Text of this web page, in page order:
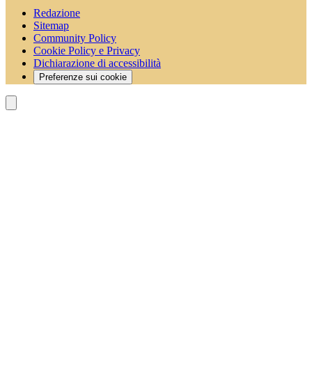
Redazione
Sitemap
Community Policy
Cookie Policy e Privacy
Dichiarazione di accessibilità
Preferenze sui cookie